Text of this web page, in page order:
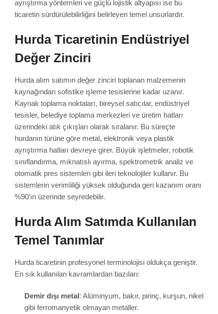
ayrıştırma yöntemleri ve güçlü lojistik altyapısı ise bu
ticaretin sürdürülebilirliğini belirleyen temel unsurlardır.
Hurda Ticaretinin Endüstriyel
Değer Zinciri
Hurda alım satımın değer zinciri toplanan malzemenin
kaynağından sofistike işleme tesislerine kadar uzanır.
Kaynak toplama noktaları, bireysel satıcılar, endüstriyel
tesisler, belediye toplama merkezleri ve üretim hatları
üzerindeki atık çıkışları olarak sıralanır. Bu süreçte
hurdanın türüne göre metal, elektronik veya plastik
ayrıştırma hatları devreye girer. Büyük işletmeler, robotik
sınıflandırma, mıknatıslı ayırma, spektrometrik analiz ve
otomatik pres sistemleri gibi ileri teknolojiler kullanır. Bu
sistemlerin verimliliği yüksek olduğunda geri kazanım oranı
%90’ın üzerinde seyredebilir.
Hurda Alım Satımda Kullanılan
Temel Tanımlar
Hurda ticaretinin profesyonel terminolojisi oldukça geniştir.
En sık kullanılan kavramlardan bazıları:
Demir dışı metal: Alüminyum, bakır, pirinç, kurşun, nikel
gibi ferromanyetik olmayan metaller.